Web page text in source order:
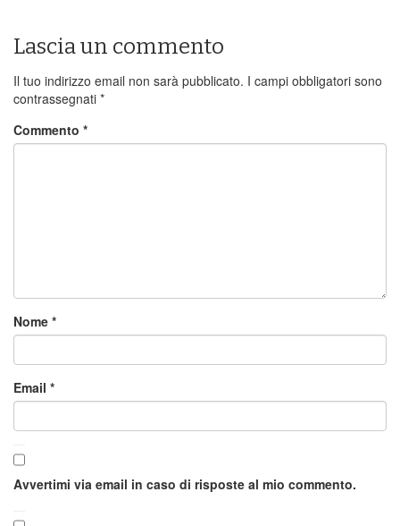
Lascia un commento
Il tuo indirizzo email non sarà pubblicato. I campi obbligatori sono
contrassegnati *
Commento *
Nome *
Email *
Avvertimi via email in caso di risposte al mio commento.